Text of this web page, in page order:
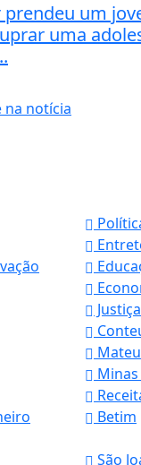
um
uma
Justiça
Betim
São